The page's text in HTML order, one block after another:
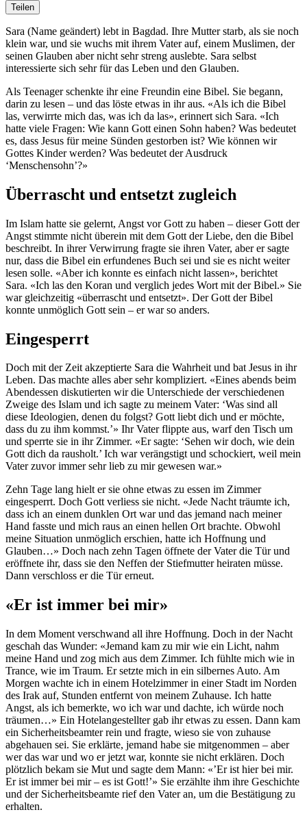
Teilen
Sara (Name geändert) lebt in Bagdad. Ihre Mutter starb, als sie noch
klein war, und sie wuchs mit ihrem Vater auf, einem Muslimen, der
seinen Glauben aber nicht sehr streng auslebte. Sara selbst
interessierte sich sehr für das Leben und den Glauben.
Als Teenager schenkte ihr eine Freundin eine Bibel. Sie begann,
darin zu lesen – und das löste etwas in ihr aus. «Als ich die Bibel
las, verwirrte mich das, was ich da las», erinnert sich Sara. «Ich
hatte viele Fragen: Wie kann Gott einen Sohn haben? Was bedeutet
es, dass Jesus für meine Sünden gestorben ist? Wie können wir
Gottes Kinder werden? Was bedeutet der Ausdruck
‘Menschensohn’?»
Überrascht und entsetzt zugleich
Im Islam hatte sie gelernt, Angst vor Gott zu haben – dieser Gott der
Angst stimmte nicht überein mit dem Gott der Liebe, den die Bibel
beschreibt. In ihrer Verwirrung fragte sie ihren Vater, aber er sagte
nur, dass die Bibel ein erfundenes Buch sei und sie es nicht weiter
lesen solle. «Aber ich konnte es einfach nicht lassen», berichtet
Sara. «Ich las den Koran und verglich jedes Wort mit der Bibel.» Sie
war gleichzeitig «überrascht und entsetzt». Der Gott der Bibel
konnte unmöglich Gott sein – er war so anders.
Eingesperrt
Doch mit der Zeit akzeptierte Sara die Wahrheit und bat Jesus in ihr
Leben. Das machte alles aber sehr kompliziert. «Eines abends beim
Abendessen diskutierten wir die Unterschiede der verschiedenen
Zweige des Islam und ich sagte zu meinem Vater: ‘Was sind all
diese Ideologien, denen du folgst? Gott liebt dich und er möchte,
dass du zu ihm kommst.’» Ihr Vater flippte aus, warf den Tisch um
und sperrte sie in ihr Zimmer. «Er sagte: ‘Sehen wir doch, wie dein
Gott dich da rausholt.’ Ich war verängstigt und schockiert, weil mein
Vater zuvor immer sehr lieb zu mir gewesen war.»
Zehn Tage lang hielt er sie ohne etwas zu essen im Zimmer
eingesperrt. Doch Gott verliess sie nicht. «Jede Nacht träumte ich,
dass ich an einem dunklen Ort war und das jemand nach meiner
Hand fasste und mich raus an einen hellen Ort brachte. Obwohl
meine Situation unmöglich erschien, hatte ich Hoffnung und
Glauben…» Doch nach zehn Tagen öffnete der Vater die Tür und
eröffnete ihr, dass sie den Neffen der Stiefmutter heiraten müsse.
Dann verschloss er die Tür erneut.
«Er ist immer bei mir»
In dem Moment verschwand all ihre Hoffnung. Doch in der Nacht
geschah das Wunder: «Jemand kam zu mir wie ein Licht, nahm
meine Hand und zog mich aus dem Zimmer. Ich fühlte mich wie in
Trance, wie im Traum. Er setzte mich in ein silbernes Auto. Am
Morgen wachte ich in einem Hotelzimmer in einer Stadt im Norden
des Irak auf, Stunden entfernt von meinem Zuhause. Ich hatte
Angst, als ich bemerkte, wo ich war und dachte, ich würde noch
träumen…» Ein Hotelangestellter gab ihr etwas zu essen. Dann kam
ein Sicherheitsbeamter rein und fragte, wieso sie von zuhause
abgehauen sei. Sie erklärte, jemand habe sie mitgenommen – aber
wer das war und wo er jetzt war, konnte sie nicht erklären. Doch
plötzlich bekam sie Mut und sagte dem Mann: «’Er ist hier bei mir.
Er ist immer bei mir – es ist Gott!’» Sie erzählte ihm ihre Geschichte
und der Sicherheitsbeamte rief den Vater an, um die Bestätigung zu
erhalten.